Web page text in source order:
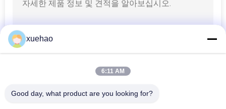
xuehao
6:11 AM
Good day, what product are you looking for?